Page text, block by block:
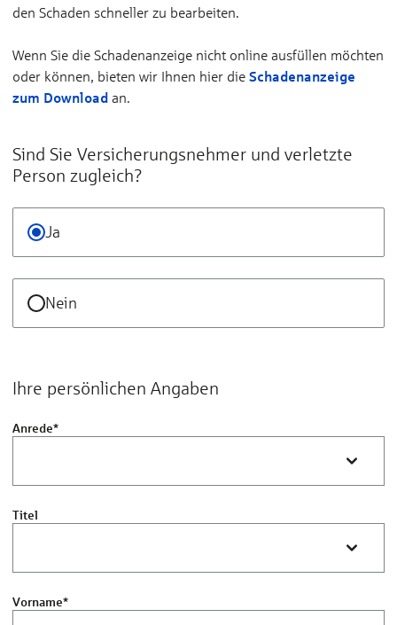
den Schaden schneller zu bearbeiten.
Wenn Sie die Schadenanzeige nicht online ausfüllen möchten
oder können, bieten wir Ihnen hier die Schadenanzeige
zum Download an.
Sind Sie Versicherungsnehmer und verletzte
Person zugleich?
Ja
Nein
Ihre persönlichen Angaben
Anrede*
Titel
Vorname*